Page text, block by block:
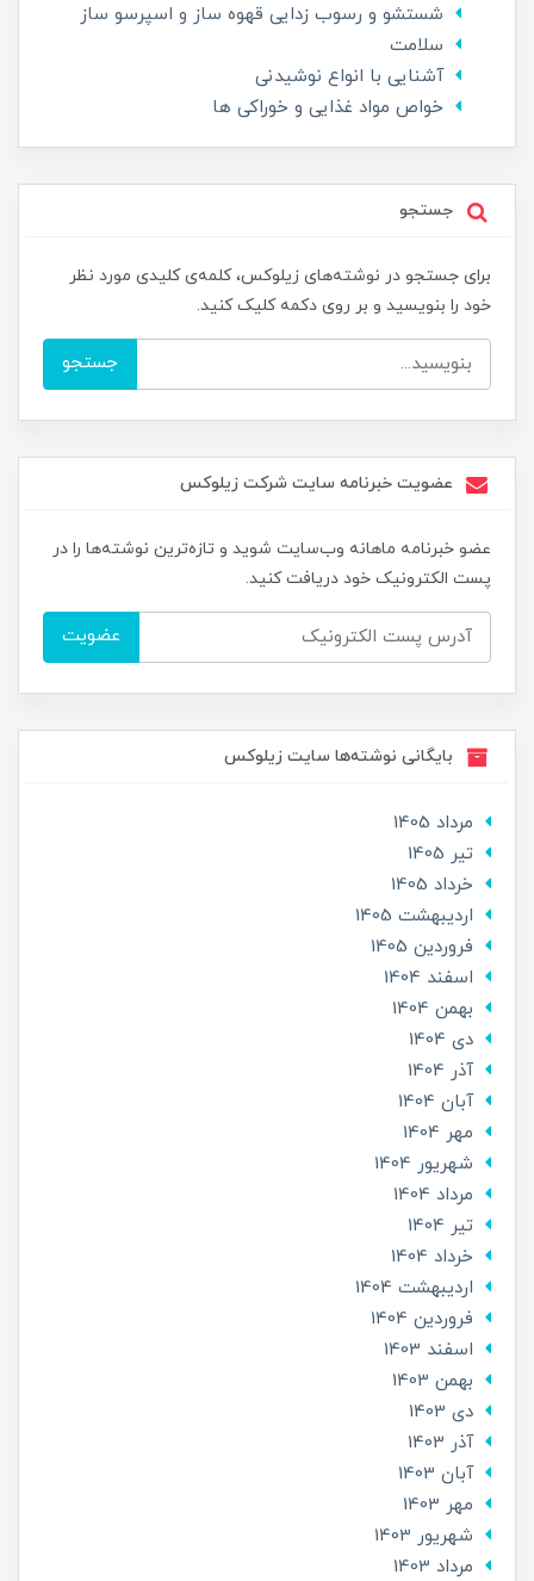
شستشو و رسوب زدایی قهوه ساز و اسپرسو ساز
سلامت
آشنایی با انواع نوشیدنی
خواص مواد غذایی و خوراکی ها
جستجو
برای جستجو در نوشته‌های زیلوکس، کلمه‌ی کلیدی مورد نظر
خود را بنویسید و بر روی دکمه کلیک کنید.
جستجو
عضویت خبرنامه سایت شرکت زیلوکس
عضو خبرنامه ماهانه وب‌سایت شوید و تازه‌ترین نوشته‌ها را در
پست الکترونیک خود دریافت کنید.
عضویت
بایگانی نوشته‌ها سایت زیلوکس
مرداد 1405
تير 1405
خرداد 1405
ارديبهشت 1405
فروردین 1405
اسفند 1404
بهمن 1404
دی 1404
آذر 1404
آبان 1404
مهر 1404
شهریور 1404
مرداد 1404
تير 1404
خرداد 1404
ارديبهشت 1404
فروردین 1404
اسفند 1403
بهمن 1403
دی 1403
آذر 1403
آبان 1403
مهر 1403
شهریور 1403
مرداد 1403